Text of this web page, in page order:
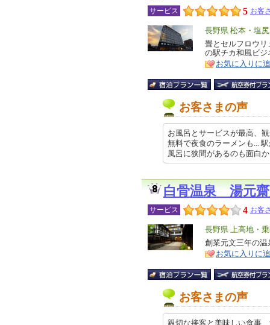
サービス 5 お客
エ
リ
ア
長野県 松本・塩
特
徴
畳とセルフロウ
の駅チカ和風ビ
お気に入りに
お客さまの声
お風呂とサービスが最高、
無料で夜食のラーメンも...
風呂に狭間があるのも面白
白骨温泉 湯元齋
サービス 4 お客
エ
リ
ア
長野県 上高地・
特
徴
創業元文三年の
お気に入りに
お客さまの声
親切な接客と美味しい食事